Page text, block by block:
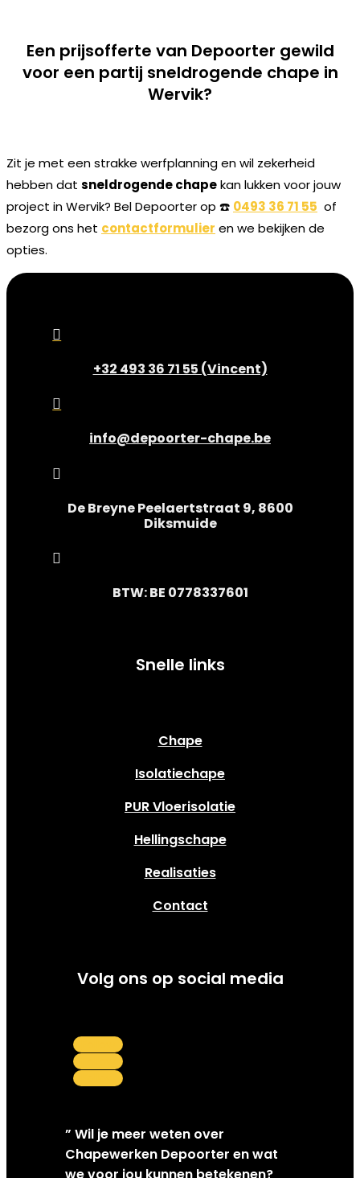
Een prijsofferte van Depoorter gewild
voor een partij sneldrogende chape in
Wervik?
Zit je met een strakke werfplanning en wil zekerheid
hebben dat sneldrogende chapekan lukken voor jouw
project in Wervik? Bel Depoorter op ☎️ 0493 36 71 55 of
bezorg ons het contactformulier en we bekijken de
opties.

+32 493 36 71 55 (Vincent)

info@depoorter-chape.be

De Breyne Peelaertstraat 9, 8600
Diksmuide

BTW: BE 0778337601
Snelle links
Chape
Isolatiechape
PUR Vloerisolatie
Hellingschape
Realisaties
Contact
Volg ons op social media
” Wil je meer weten over
Chapewerken Depoorter en wat
we voor jou kunnen betekenen?